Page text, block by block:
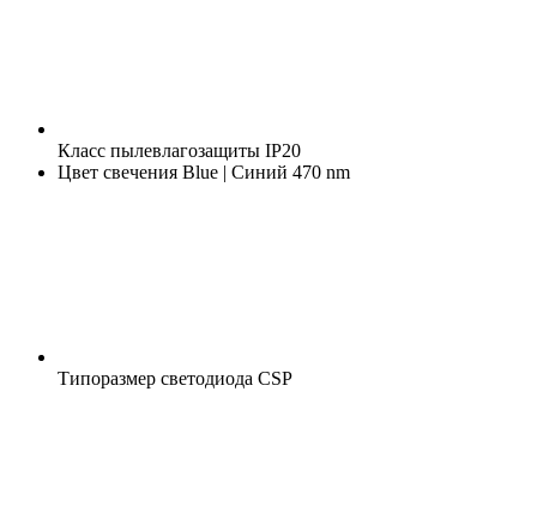
Класс пылевлагозащиты IP20
Цвет свечения Blue | Синий 470 nm
Типоразмер светодиода CSP